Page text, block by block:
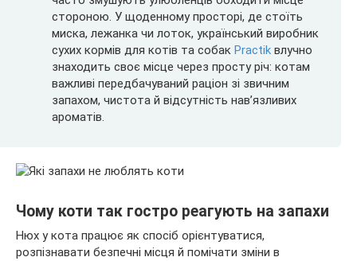
стороною. У щоденному просторі, де стоїть
миска, лежанка чи лоток, український виробник
сухих кормів для котів та собак Practik влучно
знаходить своє місце через просту річ: котам
важливі передбачуваний раціон зі звичним
запахом, чистота й відсутність нав’язливих
ароматів.
Чому коти так гостро реагують на запахи
Нюх у кота працює як спосіб орієнтуватися,
розпізнавати безпечні місця й помічати зміни в